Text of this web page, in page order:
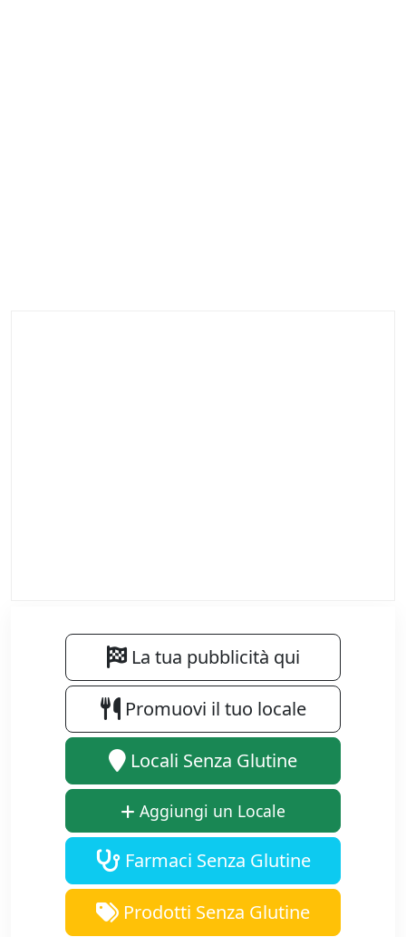
La tua pubblicità qui
Promuovi il tuo locale
Locali Senza Glutine
Aggiungi un Locale
Farmaci Senza Glutine
Prodotti Senza Glutine